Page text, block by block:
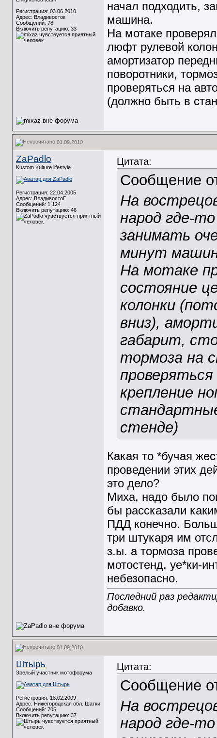
Регистрация: 03.06.2010
Адрес: Владивосток
Сообщений: 78
Включить репутацию: 33
начал подходить,
машина.
На мотаке
люфт рулевой
амортизатор
поворотники,
проверяться на
(должно быть в
01.09.2010
ZaPadlo
Kustom Kulture lifestyle
Регистрация: 22.04.2005
Адрес: ВладивостоГ
Сообщений: 1,124
Включить репутацию: 46
Цитата:
Сообщение
На
народ где-
занимать
минут
На мотаке
состояние
колонки
вниз),
габарит,
тормоза на
крепление
стенде)
Какая то *бучая
проведении этих
это дело?
Миха, надо было
бы рассказали
ПДД конечно.
три штукаря им
з.ы. а тормоза
мотостенд, уе*ки-
небезопасно.
Последний раз
добавко.
01.09.2010
Штырь
Зрелый участник мотофорума
Регистрация: 18.02.2009
Адрес: Нижегородская обл. Шатки
Сообщений: 705
Включить репутацию: 37
Цитата:
Сообщение
На
народ где-